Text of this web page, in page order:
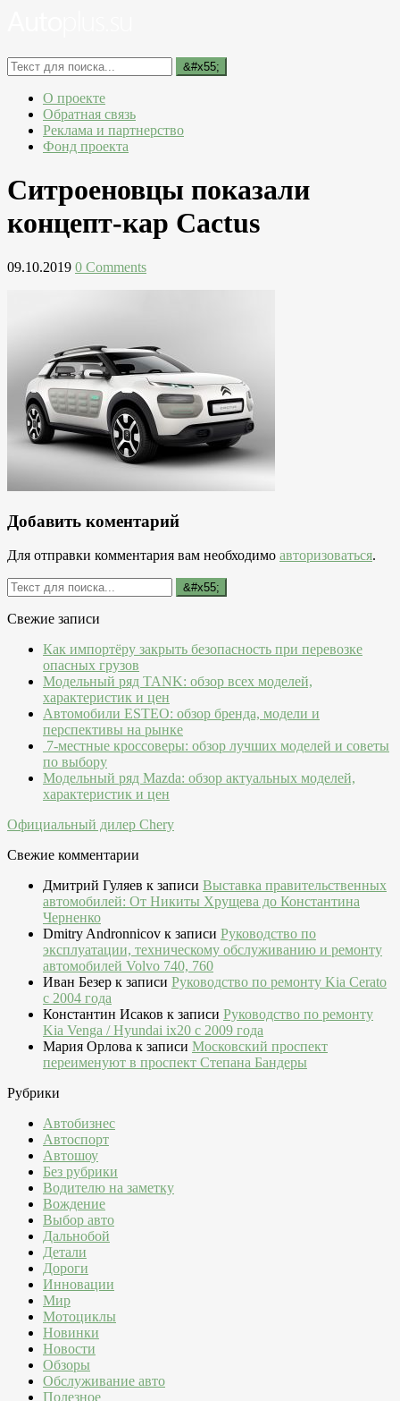
О проекте
Обратная связь
Реклама и партнерство
Фонд проекта
Ситроеновцы показали
концепт-кар Cactus
09.10.2019 0 Comments
Добавить коментарий
Для отправки комментария вам необходимо авторизоваться.
Свежие записи
Как импортёру закрыть безопасность при перевозке
опасных грузов
Модельный ряд TANK: обзор всех моделей,
характеристик и цен
Автомобили ESTEO: обзор бренда, модели и
перспективы на рынке
7-местные кроссоверы: обзор лучших моделей и советы
по выбору
Модельный ряд Mazda: обзор актуальных моделей,
характеристик и цен
Официальный дилер Chery
Свежие комментарии
Дмитрий Гуляев к записи Выставка правительственных
автомобилей: От Никиты Хрущева до Константина
Черненко
Dmitry Andronnicov к записи Руководство по
эксплуатации, техническому обслуживанию и ремонту
автомобилей Volvo 740, 760
Иван Безер к записи Руководство по ремонту Kia Cerato
c 2004 года
Константин Исаков к записи Руководство по ремонту
Kia Venga / Hyundai ix20 c 2009 года
Мария Орлова к записи Московский проспект
переименуют в проспект Степана Бандеры
Рубрики
Автобизнес
Автоспорт
Автошоу
Без рубрики
Водителю на заметку
Вождение
Выбор авто
Дальнобой
Детали
Дороги
Инновации
Мир
Мотоциклы
Новинки
Новости
Обзоры
Обслуживание авто
Полезное